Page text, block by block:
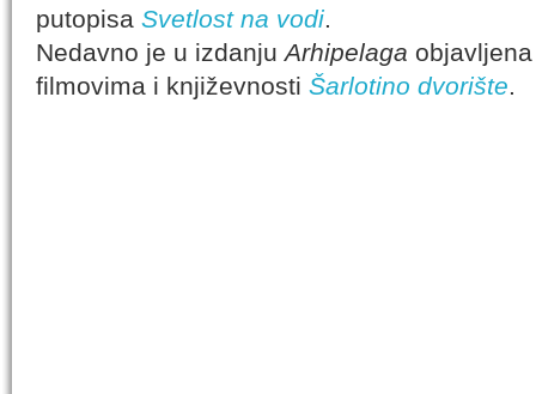
putopisa Svetlost na vodi.
Nedavno je u izdanjuArhipelaga
filmovima i književnosti Šarlotino dvorište.